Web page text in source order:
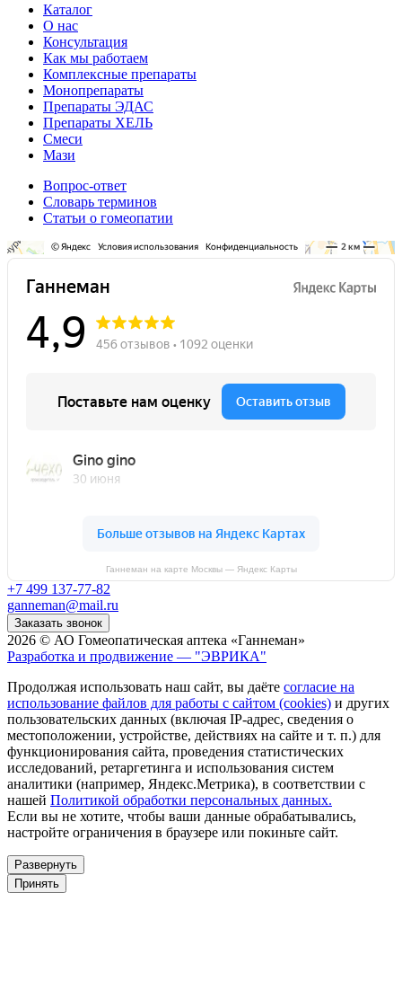
Каталог
О нас
Консультация
Как мы работаем
Комплексные препараты
Монопрепараты
Препараты ЭДАС
Препараты ХЕЛЬ
Смеси
Мази
Вопрос-ответ
Словарь терминов
Статьи о гомеопатии
Ганнеман на карте Москвы — Яндекс Карты
+7 499 137-77-82
ganneman@mail.ru
Заказать звонок
2026 © АО Гомеопатическая аптека «Ганнеман»
Разработка и продвижение — "ЭВРИКА"
Продолжая использовать наш сайт, вы даёте согласие на
использование файлов для работы с сайтом (cookies) и других
пользовательских данных (включая IP-адрес, сведения о
местоположении, устройстве, действиях на сайте и т. п.) для
функционирования сайта, проведения статистических
исследований, ретаргетинга и использования систем
аналитики (например, Яндекс.Метрика), в соответствии с
нашей Политикой обработки персональных данных.
Если вы не хотите, чтобы ваши данные обрабатывались,
настройте ограничения в браузере или покиньте сайт.
Развернуть
Принять